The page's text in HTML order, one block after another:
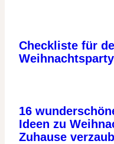
Checkliste für
Weihnachtsparty
16
Ideen zu
Zuhause